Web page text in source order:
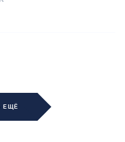
ЕЩЁ